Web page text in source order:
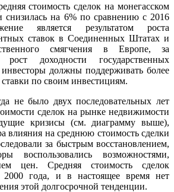
стоимость сделок на монегасском
снизилась на 6% по сравнению с 2016
является результатом роста
ставок в Соединенных Штатах и
смягчения в Европе, за
доходности государственных
должны поддерживать более
по своим инвестициям.
не было двух последовательных лет
сделок на рынке недвижимости
кризисы (см. диаграмму выше),
влияния на среднюю стоимость сделки
за быстрым восстановлением,
воспользовались возможностями,
цен. Средняя стоимость сделок
2000 года, и в настоящее время нет
этой долгосрочной тенденции.